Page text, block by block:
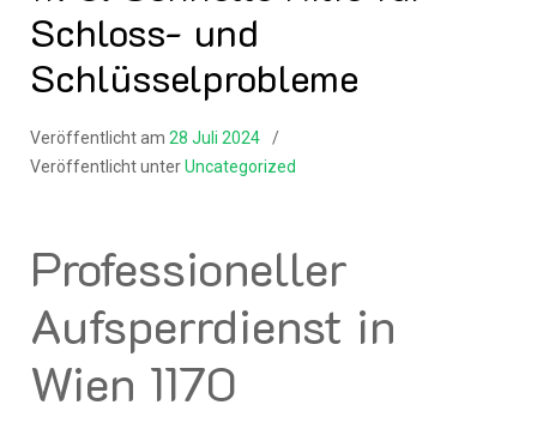
Schloss- und
Schlüsselprobleme
Veröffentlicht am 28 Juli 2024
Veröffentlicht unterUncategorized
Professioneller
Aufsperrdienst in
Wien 1170